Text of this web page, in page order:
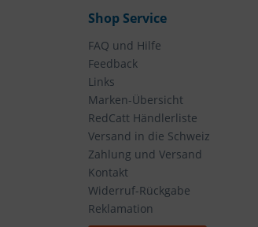
Shop Service
FAQ und Hilfe
Feedback
Links
Marken-Übersicht
RedCatt Händlerliste
Versand in die Schweiz
Zahlung und Versand
Kontakt
Widerruf-Rückgabe
Reklamation